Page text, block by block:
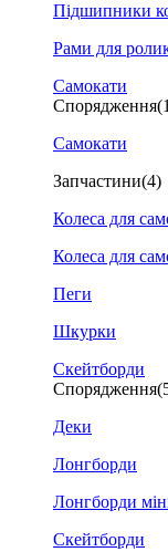
Підшипники
Рами для
Самокати
Спорядження
Самокати
Запчастини(4)
Колеса для
Колеса для
Пеги
Шкурки
Скейтборди
Спорядження
Деки
Лонгборди
Лонгборди
Скейтборди